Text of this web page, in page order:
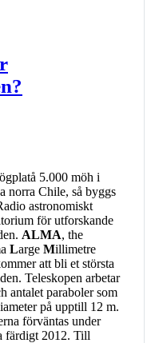
5.000 möh i
norra Chile, så byggs
astronomiskt
för utforskande
ALMA, the
Large Millimetre
att bli et största
Teleskopen arbetar
antalet paraboler som
på upptill 12 m.
förväntas under
färdigt 2012. Till